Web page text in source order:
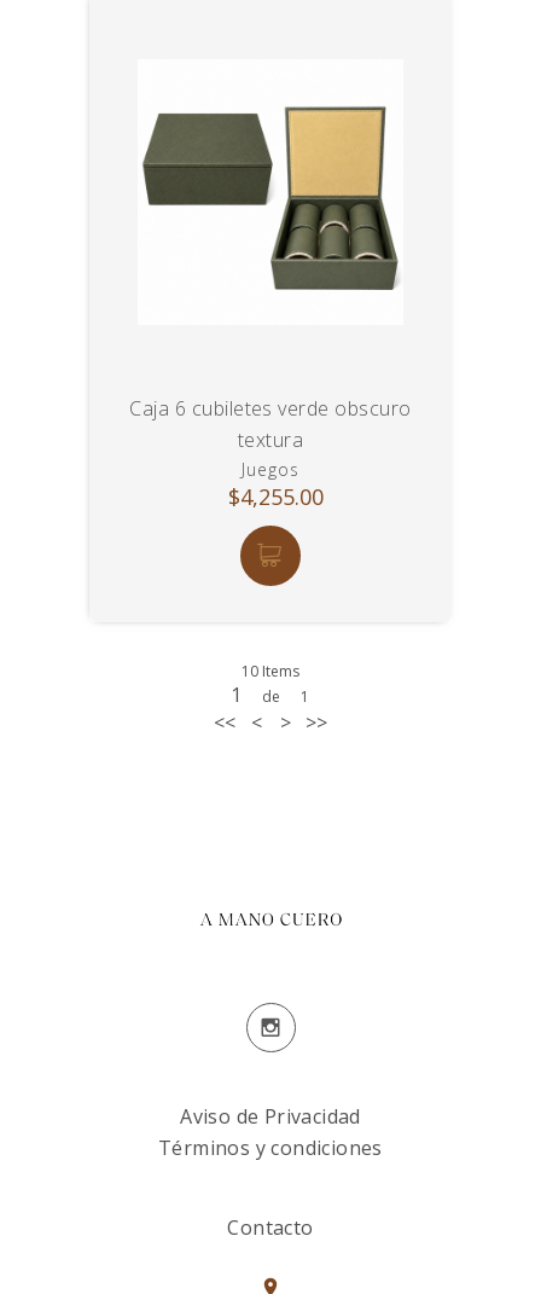
Caja 6 cubiletes verde obscuro
textura
Juegos
$4,255.00
10 Items
1 de 1
<< < > >>
Aviso de Privacidad
Términos y condiciones
Contacto